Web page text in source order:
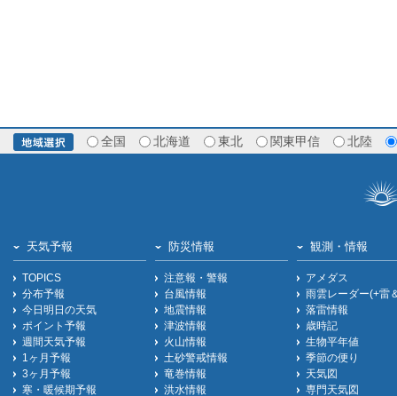
全国 北海道 東北 関東甲信 北陸
天気予報
TOPICS
分布予報
今日明日の天気
ポイント予報
週間天気予報
1ヶ月予報
3ヶ月予報
寒・暖候期予報
防災情報
注意報・警報
台風情報
地震情報
津波情報
火山情報
土砂警戒情報
竜巻情報
洪水情報
観測・情報
アメダス
雨雲レーダー(+雷
落雷情報
歳時記
生物平年値
季節の便り
天気図
専門天気図